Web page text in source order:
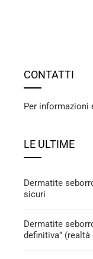
CONTATTI
Per
LE ULTIME
Dermatite
sicuri
Dermatite
definitiva”